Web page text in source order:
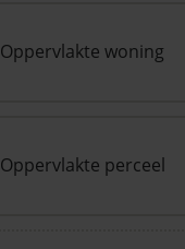
Oppervlakte woning
Oppervlakte perceel